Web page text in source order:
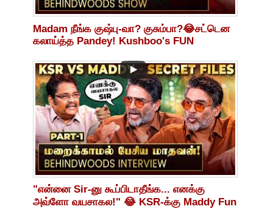
Madam நீங்க குஷ்பு-வா? குசும்பா?😂சட்டென
கலாய்த்த Pandey! Kushboo's FUN
"என்னை Sir-னு கூப்பிடாதீங்க... எனக்கு
அவ்ளோ வயசாகல!" 😂 KSR-க்கு Maddy Fun